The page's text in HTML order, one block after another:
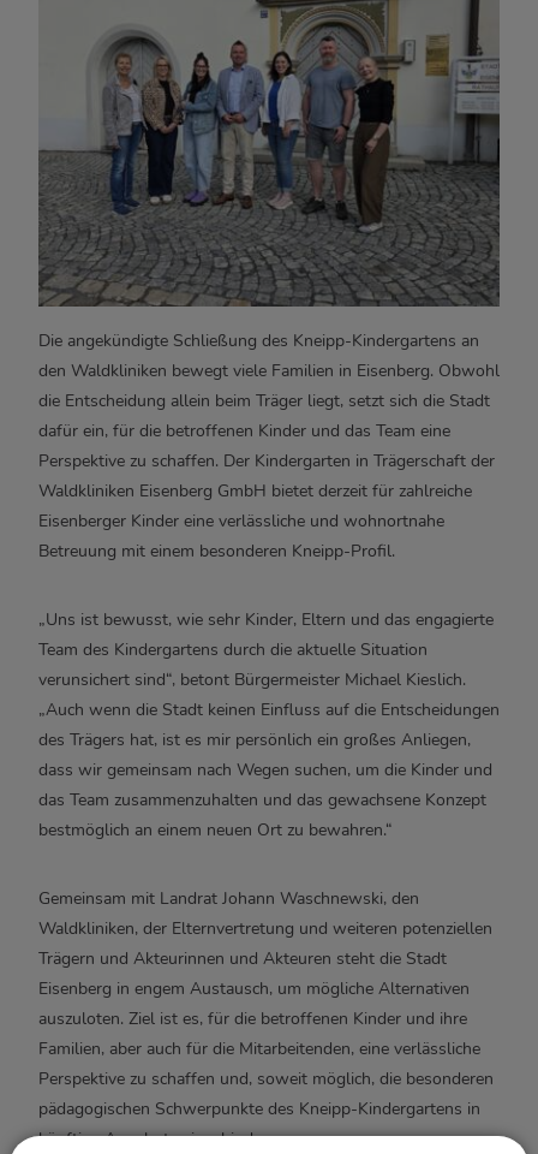
Die angekündigte Schließung des Kneipp-Kindergartens an
den Waldkliniken bewegt viele Familien in Eisenberg. Obwohl
die Entscheidung allein beim Träger liegt, setzt sich die Stadt
dafür ein, für die betroffenen Kinder und das Team eine
Perspektive zu schaffen. Der Kindergarten in Trägerschaft der
Waldkliniken Eisenberg GmbH bietet derzeit für zahlreiche
Eisenberger Kinder eine verlässliche und wohnortnahe
Betreuung mit einem besonderen Kneipp-Profil.
„Uns ist bewusst, wie sehr Kinder, Eltern und das engagierte
Team des Kindergartens durch die aktuelle Situation
verunsichert sind“, betont Bürgermeister Michael Kieslich.
„Auch wenn die Stadt keinen Einfluss auf die Entscheidungen
des Trägers hat, ist es mir persönlich ein großes Anliegen,
dass wir gemeinsam nach Wegen suchen, um die Kinder und
das Team zusammenzuhalten und das gewachsene Konzept
bestmöglich an einem neuen Ort zu bewahren.“
Gemeinsam mit Landrat Johann Waschnewski, den
Waldkliniken, der Elternvertretung und weiteren potenziellen
Trägern und Akteurinnen und Akteuren steht die Stadt
Eisenberg in engem Austausch, um mögliche Alternativen
auszuloten. Ziel ist es, für die betroffenen Kinder und ihre
Familien, aber auch für die Mitarbeitenden, eine verlässliche
Perspektive zu schaffen und, soweit möglich, die besonderen
pädagogischen Schwerpunkte des Kneipp-Kindergartens in
künftige Angebote einzubinden.